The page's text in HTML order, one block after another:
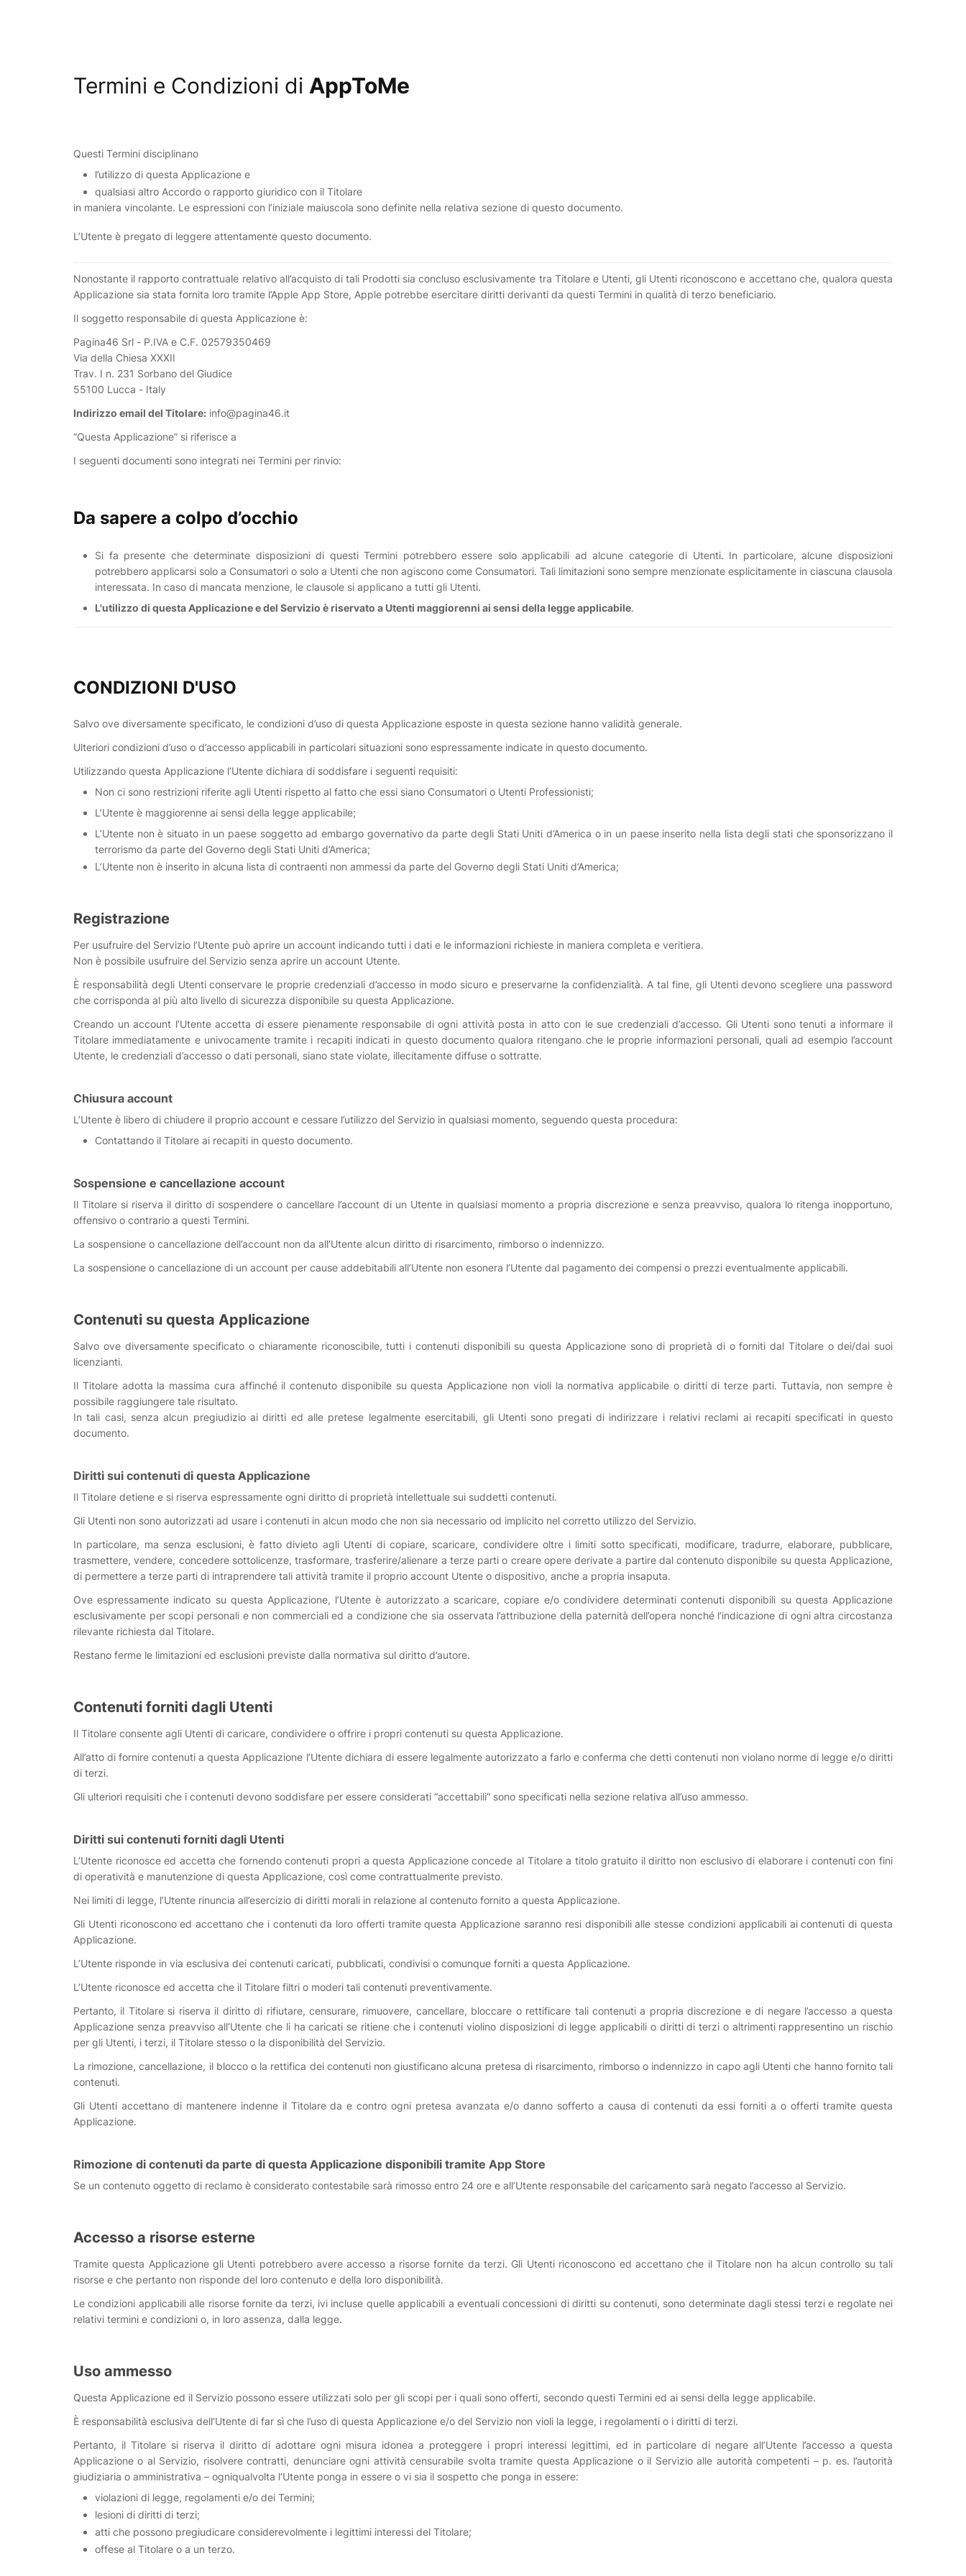
Termini e Condizioni di AppToMe
Questi Termini disciplinano
l’utilizzo di questa Applicazione e
qualsiasi altro Accordo o rapporto giuridico con il Titolare
in maniera vincolante. Le espressioni con l’iniziale maiuscola sono definite nella relativa sezione di questo documento.
L’Utente è pregato di leggere attentamente questo documento.
Nonostante il rapporto contrattuale relativo all’acquisto di tali Prodotti sia concluso esclusivamente tra Titolare e Utenti, gli Utenti riconoscono e accettano che, qualora questa
Applicazione sia stata fornita loro tramite l’Apple App Store, Apple potrebbe esercitare diritti derivanti da questi Termini in qualità di terzo beneficiario.
Il soggetto responsabile di questa Applicazione è:
Pagina46 Srl - P.IVA e C.F. 02579350469
Via della Chiesa XXXII
Trav. I n. 231 Sorbano del Giudice
55100 Lucca - Italy
Indirizzo email del Titolare: info@pagina46.it
“Questa Applicazione” si riferisce a
I seguenti documenti sono integrati nei Termini per rinvio:
Da sapere a colpo d’occhio
Si fa presente che determinate disposizioni di questi Termini potrebbero essere solo applicabili ad alcune categorie di Utenti. In particolare, alcune disposizioni
potrebbero applicarsi solo a Consumatori o solo a Utenti che non agiscono come Consumatori. Tali limitazioni sono sempre menzionate esplicitamente in ciascuna clausola
interessata. In caso di mancata menzione, le clausole si applicano a tutti gli Utenti.
L'utilizzo di questa Applicazione e del Servizio è riservato a Utenti maggiorenni ai sensi della legge applicabile.
CONDIZIONI D'USO
Salvo ove diversamente specificato, le condizioni d’uso di questa Applicazione esposte in questa sezione hanno validità generale.
Ulteriori condizioni d’uso o d’accesso applicabili in particolari situazioni sono espressamente indicate in questo documento.
Utilizzando questa Applicazione l’Utente dichiara di soddisfare i seguenti requisiti:
Non ci sono restrizioni riferite agli Utenti rispetto al fatto che essi siano Consumatori o Utenti Professionisti;
L’Utente è maggiorenne ai sensi della legge applicabile;
L’Utente non è situato in un paese soggetto ad embargo governativo da parte degli Stati Uniti d’America o in un paese inserito nella lista degli stati che sponsorizzano il
terrorismo da parte del Governo degli Stati Uniti d’America;
L’Utente non è inserito in alcuna lista di contraenti non ammessi da parte del Governo degli Stati Uniti d’America;
Registrazione
Per usufruire del Servizio l’Utente può aprire un account indicando tutti i dati e le informazioni richieste in maniera completa e veritiera.
Non è possibile usufruire del Servizio senza aprire un account Utente.
È responsabilità degli Utenti conservare le proprie credenziali d’accesso in modo sicuro e preservarne la confidenzialità. A tal fine, gli Utenti devono scegliere una password
che corrisponda al più alto livello di sicurezza disponibile su questa Applicazione.
Creando un account l’Utente accetta di essere pienamente responsabile di ogni attività posta in atto con le sue credenziali d’accesso. Gli Utenti sono tenuti a informare il
Titolare immediatamente e univocamente tramite i recapiti indicati in questo documento qualora ritengano che le proprie informazioni personali, quali ad esempio l’account
Utente, le credenziali d’accesso o dati personali, siano state violate, illecitamente diffuse o sottratte.
Chiusura account
L’Utente è libero di chiudere il proprio account e cessare l’utilizzo del Servizio in qualsiasi momento, seguendo questa procedura:
Contattando il Titolare ai recapiti in questo documento.
Sospensione e cancellazione account
Il Titolare si riserva il diritto di sospendere o cancellare l’account di un Utente in qualsiasi momento a propria discrezione e senza preavviso, qualora lo ritenga inopportuno,
offensivo o contrario a questi Termini.
La sospensione o cancellazione dell’account non da all’Utente alcun diritto di risarcimento, rimborso o indennizzo.
La sospensione o cancellazione di un account per cause addebitabili all’Utente non esonera l’Utente dal pagamento dei compensi o prezzi eventualmente applicabili.
Contenuti su questa Applicazione
Salvo ove diversamente specificato o chiaramente riconoscibile, tutti i contenuti disponibili su questa Applicazione sono di proprietà di o forniti dal Titolare o dei/dai suoi
licenzianti.
Il Titolare adotta la massima cura affinché il contenuto disponibile su questa Applicazione non violi la normativa applicabile o diritti di terze parti. Tuttavia, non sempre è
possibile raggiungere tale risultato.
In tali casi, senza alcun pregiudizio ai diritti ed alle pretese legalmente esercitabili, gli Utenti sono pregati di indirizzare i relativi reclami ai recapiti specificati in questo
documento.
Diritti sui contenuti di questa Applicazione
Il Titolare detiene e si riserva espressamente ogni diritto di proprietà intellettuale sui suddetti contenuti.
Gli Utenti non sono autorizzati ad usare i contenuti in alcun modo che non sia necessario od implicito nel corretto utilizzo del Servizio.
In particolare, ma senza esclusioni, è fatto divieto agli Utenti di copiare, scaricare, condividere oltre i limiti sotto specificati, modificare, tradurre, elaborare, pubblicare,
trasmettere, vendere, concedere sottolicenze, trasformare, trasferire/alienare a terze parti o creare opere derivate a partire dal contenuto disponibile su questa Applicazione,
di permettere a terze parti di intraprendere tali attività tramite il proprio account Utente o dispositivo, anche a propria insaputa.
Ove espressamente indicato su questa Applicazione, l’Utente è autorizzato a scaricare, copiare e/o condividere determinati contenuti disponibili su questa Applicazione
esclusivamente per scopi personali e non commerciali ed a condizione che sia osservata l’attribuzione della paternità dell’opera nonché l’indicazione di ogni altra circostanza
rilevante richiesta dal Titolare.
Restano ferme le limitazioni ed esclusioni previste dalla normativa sul diritto d’autore.
Contenuti forniti dagli Utenti
Il Titolare consente agli Utenti di caricare, condividere o offrire i propri contenuti su questa Applicazione.
All’atto di fornire contenuti a questa Applicazione l’Utente dichiara di essere legalmente autorizzato a farlo e conferma che detti contenuti non violano norme di legge e/o diritti
di terzi.
Gli ulteriori requisiti che i contenuti devono soddisfare per essere considerati “accettabili” sono specificati nella sezione relativa all’uso ammesso.
Diritti sui contenuti forniti dagli Utenti
L’Utente riconosce ed accetta che fornendo contenuti propri a questa Applicazione concede al Titolare a titolo gratuito il diritto non esclusivo di elaborare i contenuti con fini
di operatività e manutenzione di questa Applicazione, così come contrattualmente previsto.
Nei limiti di legge, l’Utente rinuncia all’esercizio di diritti morali in relazione al contenuto fornito a questa Applicazione.
Gli Utenti riconoscono ed accettano che i contenuti da loro offerti tramite questa Applicazione saranno resi disponibili alle stesse condizioni applicabili ai contenuti di questa
Applicazione.
L’Utente risponde in via esclusiva dei contenuti caricati, pubblicati, condivisi o comunque forniti a questa Applicazione.
L’Utente riconosce ed accetta che il Titolare filtri o moderi tali contenuti preventivamente.
Pertanto, il Titolare si riserva il diritto di rifiutare, censurare, rimuovere, cancellare, bloccare o rettificare tali contenuti a propria discrezione e di negare l’accesso a questa
Applicazione senza preavviso all’Utente che li ha caricati se ritiene che i contenuti violino disposizioni di legge applicabili o diritti di terzi o altrimenti rappresentino un rischio
per gli Utenti, i terzi, il Titolare stesso o la disponibilità del Servizio.
La rimozione, cancellazione, il blocco o la rettifica dei contenuti non giustificano alcuna pretesa di risarcimento, rimborso o indennizzo in capo agli Utenti che hanno fornito tali
contenuti.
Gli Utenti accettano di mantenere indenne il Titolare da e contro ogni pretesa avanzata e/o danno sofferto a causa di contenuti da essi forniti a o offerti tramite questa
Applicazione.
Rimozione di contenuti da parte di questa Applicazione disponibili tramite App Store
Se un contenuto oggetto di reclamo è considerato contestabile sarà rimosso entro 24 ore e all’Utente responsabile del caricamento sarà negato l’accesso al Servizio.
Accesso a risorse esterne
Tramite questa Applicazione gli Utenti potrebbero avere accesso a risorse fornite da terzi. Gli Utenti riconoscono ed accettano che il Titolare non ha alcun controllo su tali
risorse e che pertanto non risponde del loro contenuto e della loro disponibilità.
Le condizioni applicabili alle risorse fornite da terzi, ivi incluse quelle applicabili a eventuali concessioni di diritti su contenuti, sono determinate dagli stessi terzi e regolate nei
relativi termini e condizioni o, in loro assenza, dalla legge.
Uso ammesso
Questa Applicazione ed il Servizio possono essere utilizzati solo per gli scopi per i quali sono offerti, secondo questi Termini ed ai sensi della legge applicabile.
È responsabilità esclusiva dell’Utente di far sì che l’uso di questa Applicazione e/o del Servizio non violi la legge, i regolamenti o i diritti di terzi.
Pertanto, il Titolare si riserva il diritto di adottare ogni misura idonea a proteggere i propri interessi legittimi, ed in particolare di negare all’Utente l’accesso a questa
Applicazione o al Servizio, risolvere contratti, denunciare ogni attività censurabile svolta tramite questa Applicazione o il Servizio alle autorità competenti – p. es. l’autorità
giudiziaria o amministrativa – ogniqualvolta l’Utente ponga in essere o vi sia il sospetto che ponga in essere:
violazioni di legge, regolamenti e/o dei Termini;
lesioni di diritti di terzi;
atti che possono pregiudicare considerevolmente i legittimi interessi del Titolare;
offese al Titolare o a un terzo.